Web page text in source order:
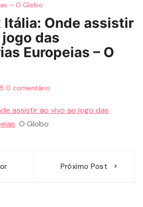
– O Globo
Itália: Onde assistir
das
Europeias – O
0 comentário
assistir ao vivo ao jogo das
O Globo
Próximo Post